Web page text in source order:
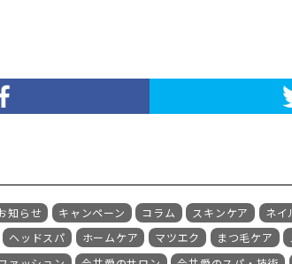
知らせ キャンペーン コラム スキンケア ネイ
ヘッドスパ ホームケア マツエク まつ毛ケア